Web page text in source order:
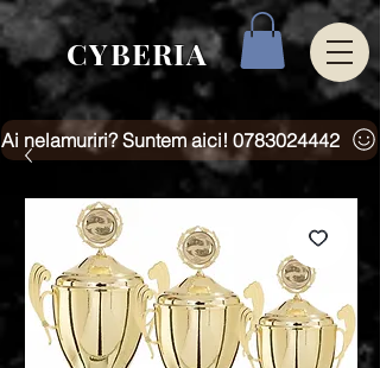
CYBERIA
Ai nelamuriri? Suntem aici! 0783024442